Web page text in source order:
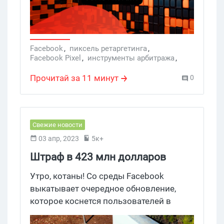
поможем с ним разобраться!
Facebook, пиксель ретаргетинга,
Facebook Pixel , инструменты арбитража,
Прочитай за 11 минут 0
Свежие новости
03 апр, 2023 5к+
Штраф в 423 млн долларов
убедил Facebook отказаться от
таргетированой рекламы в
Европе
Утро, котаны! Со среды Facebook
выкатывает очередное обновление,
которое коснется пользователей в
Европе. Нас ждет обрезка таргетинга,